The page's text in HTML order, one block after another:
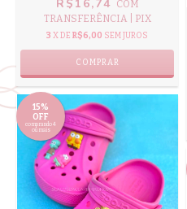
R$16,74 COM
TRANSFERÊNCIA | PIX
3 X DE R$6,00 SEM JUROS
15%
OFF
comprando 4
ou mais